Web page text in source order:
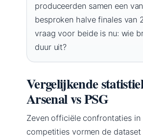
produceerden samen een
besproken halve finales van
vraag voor beide is nu: wie
duur uit?
Vergelijkende
Arsenal vs PSG
Zeven officiële confrontaties in
competities vormen de dataset